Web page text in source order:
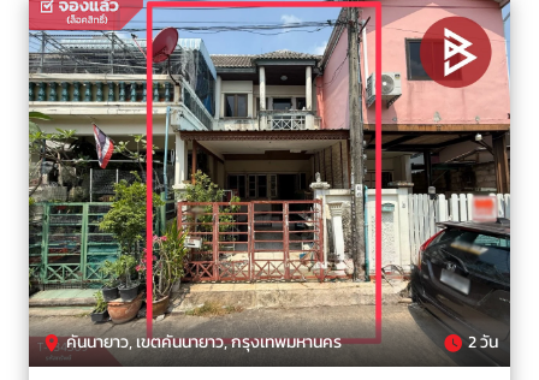
คันนายาว, เขตคันนายาว, กรุงเทพมหานคร 2 วัน